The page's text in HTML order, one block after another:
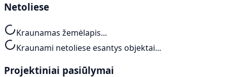
Netoliese
Kraunamas žemėlapis...
Kraunami netoliese esantys objektai...
Projektiniai pasiūlymai